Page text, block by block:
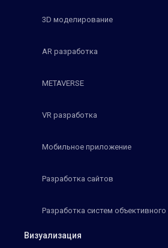
3D моделирование
AR разработка
METAVERSE
VR разработка
Мобильное приложение
Разработка сайтов
Разработка систем
Визуализация